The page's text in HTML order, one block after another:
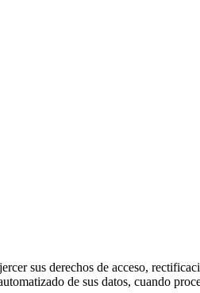
sus derechos de acceso,
de sus datos, cuando